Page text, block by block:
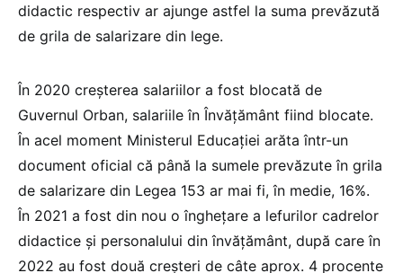
didactic respectiv ar ajunge astfel la suma prevăzută
de grila de salarizare din lege.
În 2020 creșterea salariilor a fost blocată de
Guvernul Orban, salariile în Învățământ fiind blocate.
În acel moment Ministerul Educației arăta într-un
document oficial că până la sumele prevăzute în grila
de salarizare din Legea 153 ar mai fi, în medie, 16%.
În 2021 a fost din nou o înghețare a lefurilor cadrelor
didactice și personalului din învățământ, după care în
2022 au fost două creșteri de câte aprox. 4 procente